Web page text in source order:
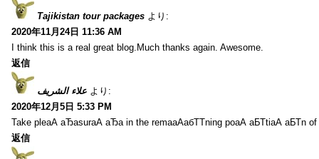
Tajikistan tour packages より:
2020年11月24日 11:36 AM
I think this is a real great blog.Much thanks again. Awesome.
返信
علاء الشريف より:
2020年12月5日 5:33 PM
Take pleаА аЂаsurаА аЂа in the remaаАабТТning poаА аБТtiаА аБТn
返信